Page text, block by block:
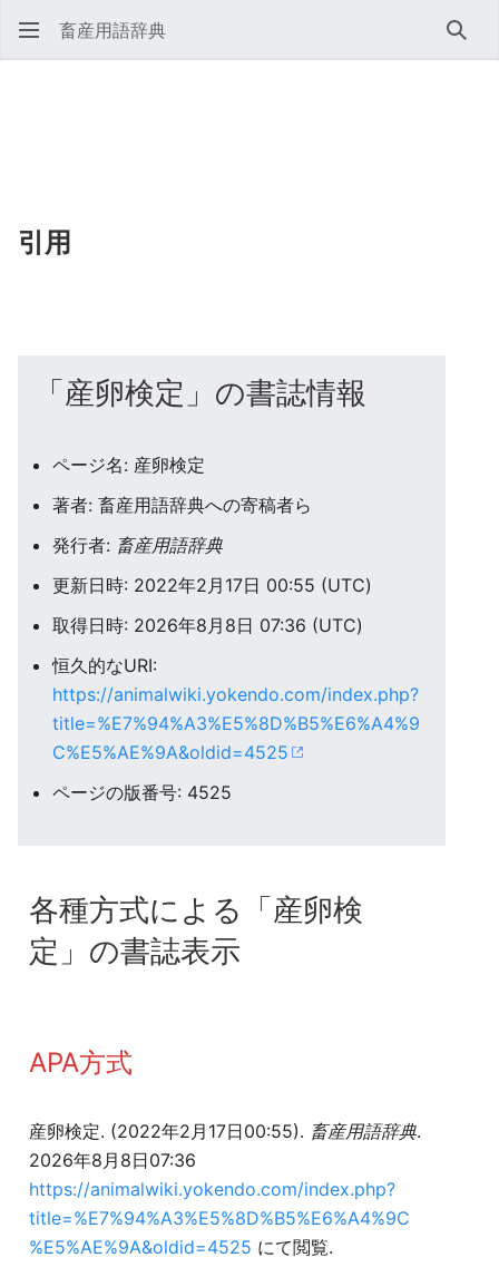
畜産用語辞典 検索
引用
「産卵検定」の書誌情報
ページ名: 産卵検定
著者: 畜産用語辞典への寄稿者ら
発行者: 畜産用語辞典
更新日時: 2022年2月17日 00:55 (UTC)
取得日時: 2026年8月8日 07:36 (UTC)
恒久的なURI:
https://animalwiki.yokendo.com/index.php?
title=%E7%94%A3%E5%8D%B5%E6%A4%9
C%E5%AE%9A&oldid=4525
ページの版番号: 4525
各種方式による「産卵検
定」の書誌表示
APA方式
産卵検定. (2022年2月17日00:55). 畜産用語辞典.
2026年8月8日07:36
https://animalwiki.yokendo.com/index.php?
title=%E7%94%A3%E5%8D%B5%E6%A4%9C
%E5%AE%9A&oldid=4525 にて閲覧.